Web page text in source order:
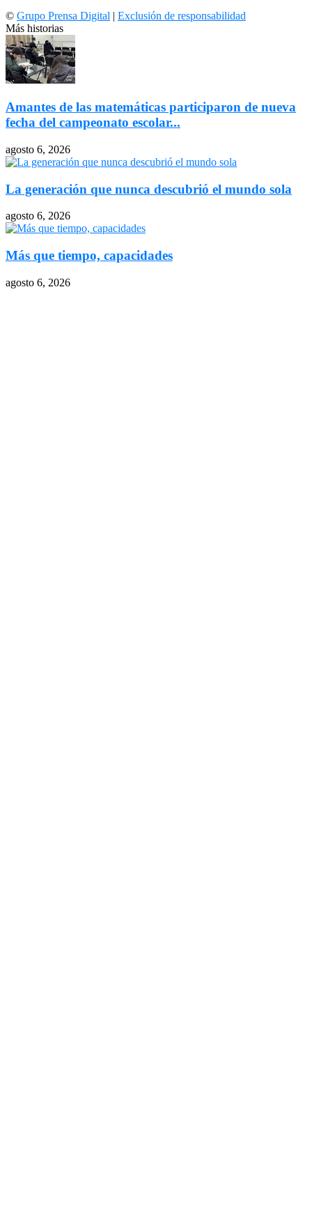
© Grupo Prensa Digital | Exclusión de responsabilidad
Más historias
Amantes de las matemáticas participaron de nueva
fecha del campeonato escolar...
agosto 6, 2026
La generación que nunca descubrió el mundo sola
agosto 6, 2026
Más que tiempo, capacidades
agosto 6, 2026